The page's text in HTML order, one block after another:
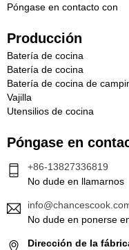
Póngase en contacto con
Producción
Batería de cocina
Batería de cocina
Batería de cocina de
Vajilla
Utensilios de cocina
Póngase en
+86-13827336819
No dude en llamarnos
No dude en ponerse
Dirección de la